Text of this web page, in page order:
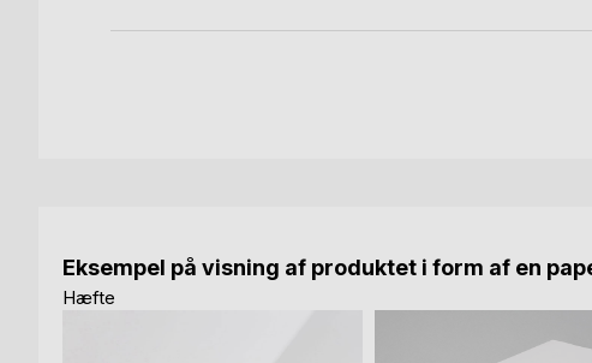
Eksempel på visning af produktet i form af en
Hæfte